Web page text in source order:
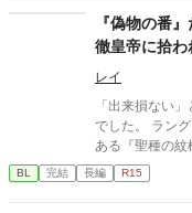
体質な男が捕
『偽物の番
徹皇帝に拾わ
レイ
「出来損ない
でした。 ラン
ある『聖種の紋
れ、雪降る国境
は、隣国アイゼ
BL 完結 長編 R15